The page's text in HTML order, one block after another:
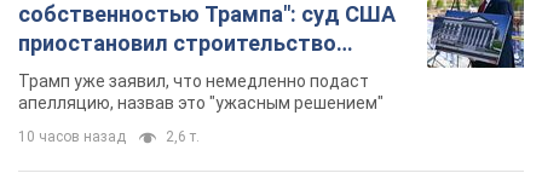
собственностью Трампа": суд США
приостановил строительство
бального зала стоимостью 400 млн
долларов
Трамп уже заявил, что немедленно подаст
апелляцию, назвав это "ужасным решением"
10 часов назад 2,6 т.